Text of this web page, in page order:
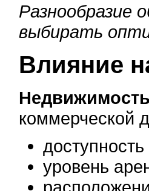
Разнообразие
выбирать
Влияние
коммерческой
уровень